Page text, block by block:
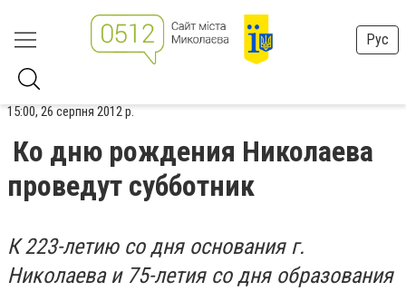
Рус
15:00, 26 серпня 2012 р.
Ко дню рождения Николаева
проведут субботник
К 223-летию со дня основания г.
Николаева и 75-летия со дня образования